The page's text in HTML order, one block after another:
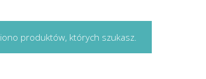
produktów, których szukasz.